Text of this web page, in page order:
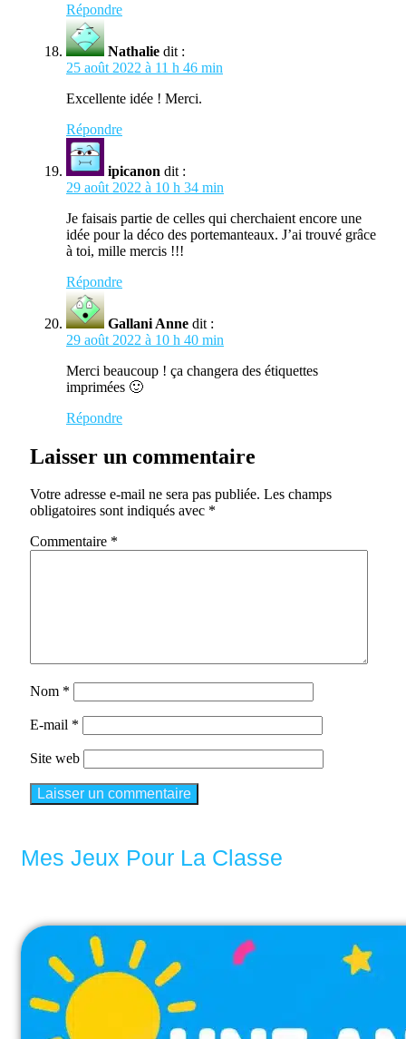
Répondre
Nathalie dit :
25 août 2022 à 11 h 46 min
Excellente idée ! Merci.
Répondre
ipicanon dit :
29 août 2022 à 10 h 34 min
Je faisais partie de celles qui cherchaient encore une
idée pour la déco des portemanteaux. J’ai trouvé grâce
à toi, mille mercis !!!
Répondre
Gallani Anne dit :
29 août 2022 à 10 h 40 min
Merci beaucoup ! ça changera des étiquettes
imprimées 🙂
Répondre
Laisser un commentaire
Votre adresse e-mail ne sera pas publiée. Les champs
obligatoires sont indiqués avec *
Commentaire *
Nom *
E-mail *
Site web
Mes Jeux Pour La Classe